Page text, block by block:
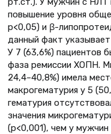
повышение уровня
р<0,05) и β-
данный факт
У 7 (63,6%) пациентов
фаза ремиссии ХОПН.
24,4–40,8%) имела
макрогематурия у 5
гематурия
значения
(р<0,001), чем у